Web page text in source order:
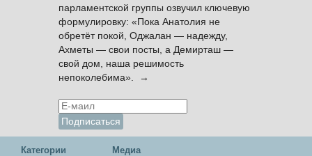
парламентской группы озвучил ключевую
формулировку: «Пока Анатолия не
обретёт покой, Оджалан — надежду,
Ахметы — свои посты, а Демирташ —
свой дом, наша решимость
непоколебима». →
Категории Медиа